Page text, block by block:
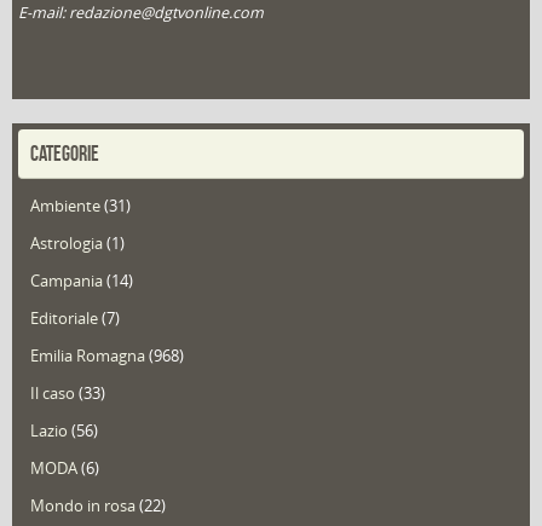
E-mail: redazione@dgtvonline.com
CATEGORIE
Ambiente(31)
Astrologia(1)
Campania(14)
Editoriale(7)
Emilia Romagna(968)
Il caso (33)
Lazio (56)
MODA(6)
Mondo in rosa(22)